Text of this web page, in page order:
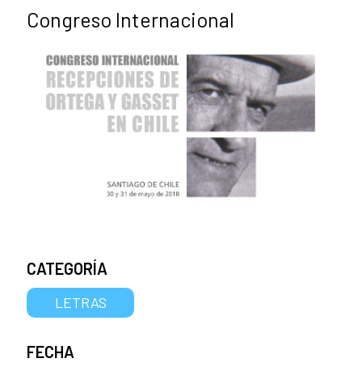
Congreso Internacional
CATEGORÍA
LETRAS
FECHA